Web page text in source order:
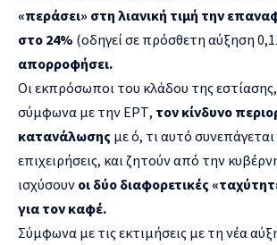
«περάσει» στη λιανική τιμή την
στο 24% (οδηγεί σε πρόσθετη αύξηση
απορροφήσει.
Οι εκπρόσωποι του κλάδου της
σύμφωνα με την ΕΡΤ, τον κίνδυνο
κατανάλωσης με ό, τι αυτό συνεπάγεται
επιχειρήσεις, και ζητούν από την
ισχύσουν οι δύο διαφορετικές
για τον καφέ.
Σύμφωνα με τις εκτιμήσεις με τη νέα